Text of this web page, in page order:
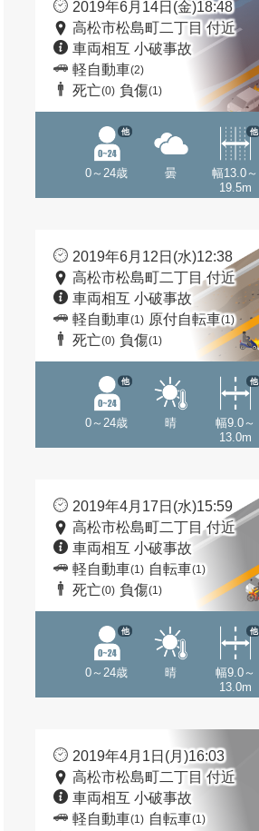
2019年6月14日(金)18:48
高松市松島町二丁目 付近
車両相互 小破事故
軽自動車(2)
死亡(0) 負傷(1)
0～24歳
他
曇
幅13.0～
19.5m
他
2019年6月12日(水)12:38
高松市松島町二丁目 付近
車両相互 小破事故
軽自動車(1) 原付自転車(1)
死亡(0) 負傷(1)
0～24歳
他
晴
幅9.0～
13.0m
他
2019年4月17日(水)15:59
高松市松島町二丁目 付近
車両相互 小破事故
軽自動車(1) 自転車(1)
死亡(0) 負傷(1)
0～24歳
他
晴
幅9.0～
13.0m
他
2019年4月1日(月)16:03
高松市松島町二丁目 付近
車両相互 小破事故
軽自動車(1) 自転車(1)